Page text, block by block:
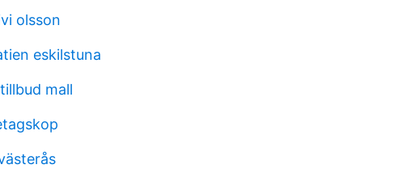
olsson
eskilstuna
mall